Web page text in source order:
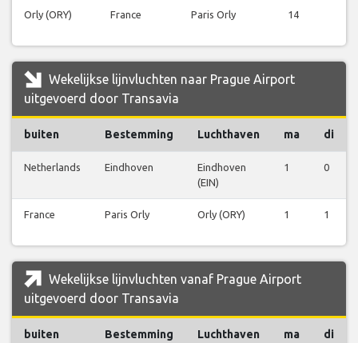
Orly (ORY) France Paris Orly 14
Wekelijkse lijnvluchten naar Prague Airport
uitgevoerd door Transavia
buiten Bestemming Luchthaven ma di
Netherlands Eindhoven
Eindhoven
(EIN)
1 0
France Paris Orly Orly (ORY) 1 1
Wekelijkse lijnvluchten vanaf Prague Airport
uitgevoerd door Transavia
buiten Bestemming Luchthaven ma di